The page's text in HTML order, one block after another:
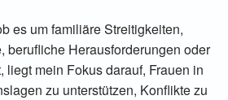
es um familiäre Streitigkeiten,
berufliche Herausforderungen oder
liegt mein Fokus darauf, Frauen in
zu unterstützen, Konflikte zu